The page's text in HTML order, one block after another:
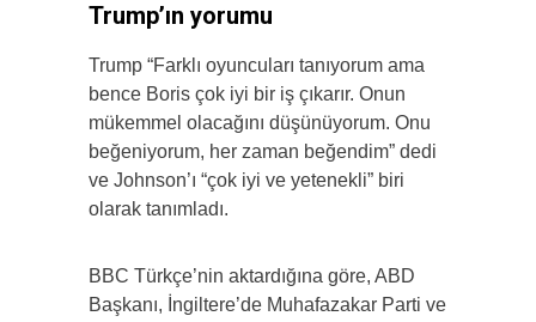
Trump’ın yorumu
Trump “Farklı oyuncuları tanıyorum ama
bence Boris çok iyi bir iş çıkarır. Onun
mükemmel olacağını düşünüyorum. Onu
beğeniyorum, her zaman beğendim” dedi
ve Johnson’ı “çok iyi ve yetenekli” biri
olarak tanımladı.
BBC Türkçe’nin aktardığına göre, ABD
Başkanı, İngiltere’de Muhafazakar Parti ve